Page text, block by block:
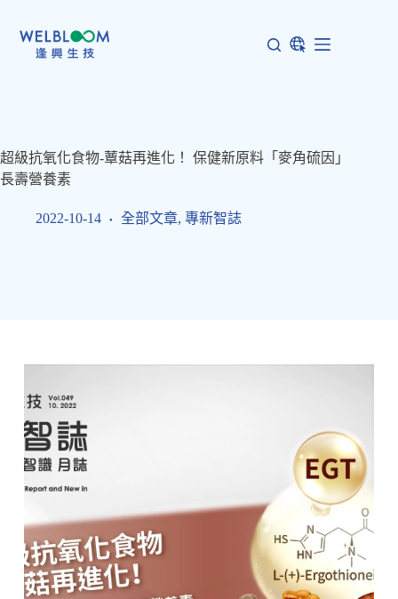
超級抗氧化食物-蕈菇再進化！ 保健新原料「麥角硫因」
長壽營養素
2022-10-14 全部文章, 專新智誌